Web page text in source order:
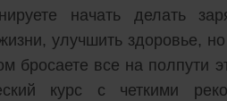
начать делать
улучшить здоровье,
бросаете все на полпути
курс с четкими